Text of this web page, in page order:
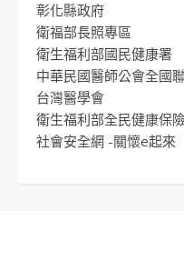
彰化縣政府
衛福部長照專區
衛生福利部國民健康署
中華民國醫師公會全國
台灣醫學會
衛生福利部全民健康保
社會安全網 -關懷e起來